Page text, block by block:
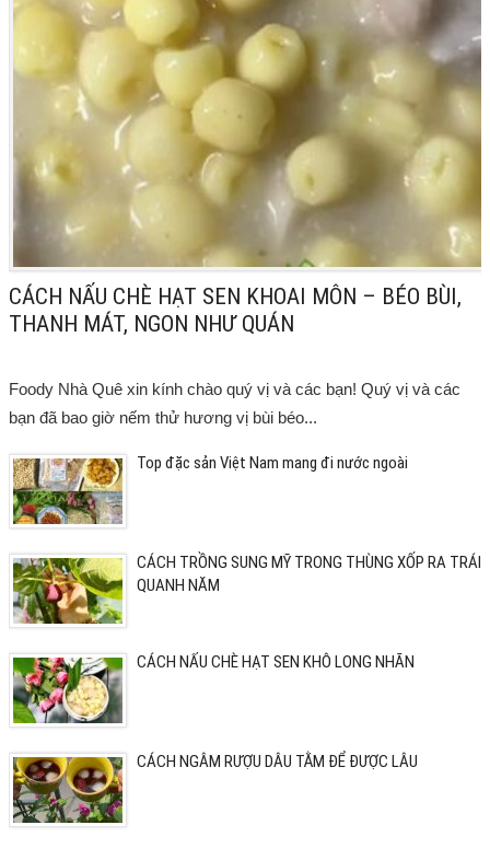
CÁCH NẤU CHÈ HẠT SEN KHOAI MÔN – BÉO BÙI,
THANH MÁT, NGON NHƯ QUÁN
Foody Nhà Quê xin kính chào quý vị và các bạn! Quý vị và các
bạn đã bao giờ nếm thử hương vị bùi béo...
Top đặc sản Việt Nam mang đi nước ngoài
CÁCH TRỒNG SUNG MỸ TRONG THÙNG XỐP RA TRÁI
QUANH NĂM
CÁCH NẤU CHÈ HẠT SEN KHÔ LONG NHÃN
CÁCH NGÂM RƯỢU DÂU TẰM ĐỂ ĐƯỢC LÂU